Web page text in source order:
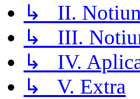
↳ II.
↳ III.
↳ IV.
↳ V. Extra